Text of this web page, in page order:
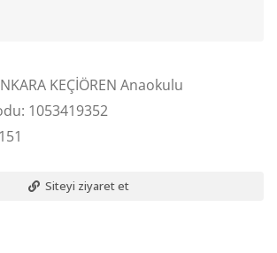
KEÇİÖREN Anaokulu
1053419352
Siteyi ziyaret et